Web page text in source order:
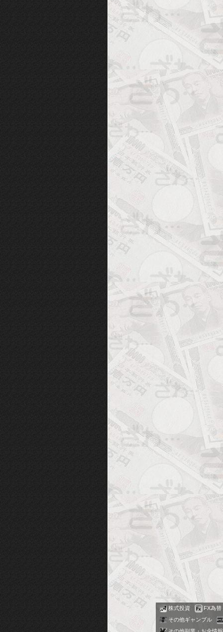
株式投資
FX為替
その他ギャンブル